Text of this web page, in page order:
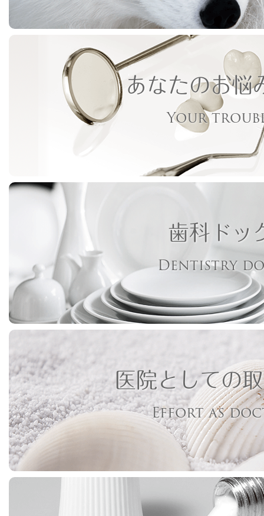
あなたのお悩
Your
歯科ドッ
Dentistry
医院としての
Effort as